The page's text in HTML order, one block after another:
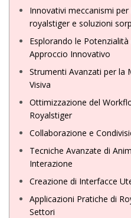
Innovativi meccanismi
royalstiger e soluzioni
Esplorando le Potenzialità
Approccio Innovativo
Strumenti Avanzati per la
Visiva
Ottimizzazione del
Royalstiger
Collaborazione e
Tecniche Avanzate di
Interazione
Creazione di Interfacce
Applicazioni Pratiche di
Settori